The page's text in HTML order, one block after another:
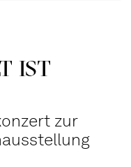
IST
zur